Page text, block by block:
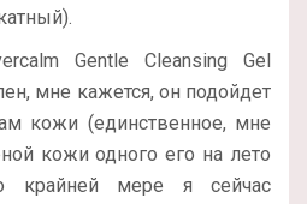
Gentle Cleansing Gel
мне кажется, он подойдет
кожи (единственное, мне
кожи одного его на лето
крайней мере я сейчас